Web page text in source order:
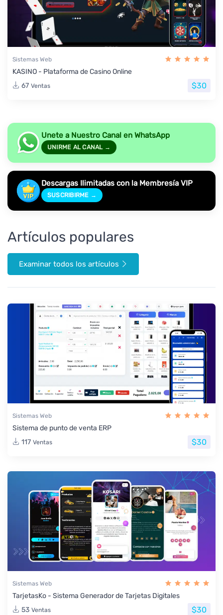
Sistemas Web
KASINO - Plataforma de Casino Online
67 Ventas $30
Unete a Nuestro Canal en WhatsApp
UNIRME AL CANAL →
Descargas Ilimitadas con la Membresía VIP
SUSCRIBIRME →
Artículos populares
Examinar todos los artículos
Sistemas Web
Sistema de punto de venta ERP
117 Ventas $30
Sistemas Web
TarjetasKo - Sistema Generador de Tarjetas Digitales
53 Ventas $30